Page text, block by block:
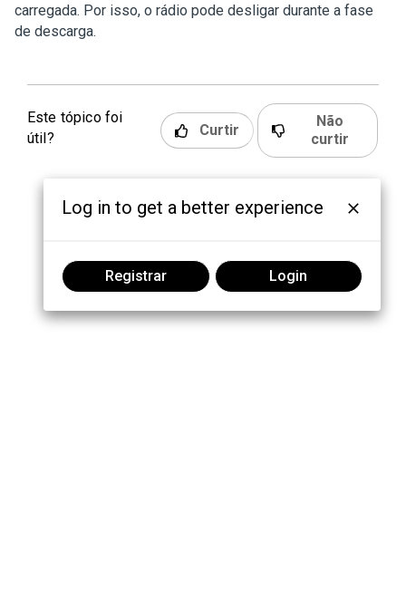
carregada. Por isso, o rádio pode desligar durante a fase
de descarga.
Este tópico foi
útil?
Curtir
Não
curtir
Log in to get a better experience
Registrar Login